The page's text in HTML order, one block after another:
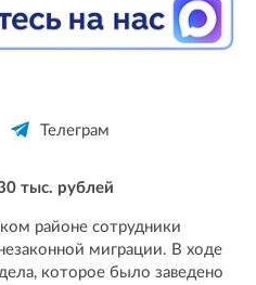
Телеграм
тыс. рублей
районе сотрудники
миграции. В ходе
которое было заведено